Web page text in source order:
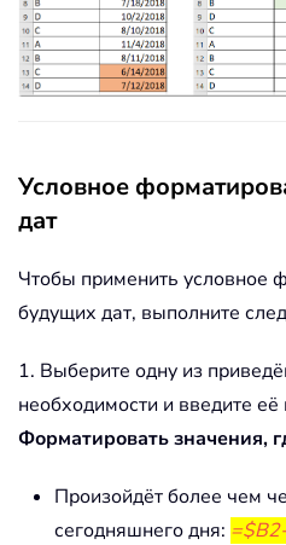
Условное
дат
Чтобы применить условное
будущих дат, выполните
1. Выберите одну из
необходимости и введите её
Форматировать значения,
Произойдёт более чем
сегодняшнего дня: